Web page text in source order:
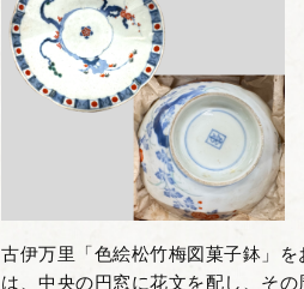
古伊万里「色絵松竹梅図菓子鉢」
は、中央の円窓に花文を配し、そ